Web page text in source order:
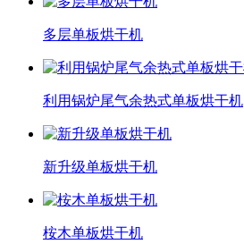
多层单板烘干机
利用锅炉尾气余热式单板烘干机
新升级单板烘干机
桉木单板烘干机